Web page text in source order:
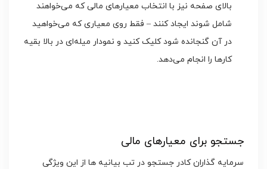
بالای صفحه نیز با انتخاب معیارهای مالی که می‌خواهند
شامل شوند ایجاد کنند – فقط روی معیاری که می‌خواهید
در آن گنجانده شود کلیک کنید و نمودار میله‌ای در بالا بقیه
کارها را انجام می‌دهد.
جستجو برای معیارهای مالی
سرمایه گذاران کادر جستجو در تب بیانیه ها از این ویژگی